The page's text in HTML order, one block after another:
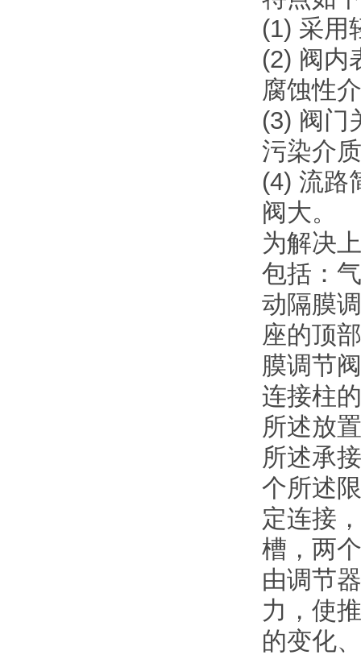
(1) 采用
(2) 阀内
腐蚀性
(3) 阀门
污染介
(4) 流路
阀大。
为解决
包括：
动隔膜
座的顶
膜调节
连接柱
所述放
所述承
个所述
定连接
槽，两
由调节
力，使
的变化